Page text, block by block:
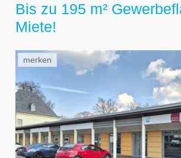
Bis zu 195 m²
Miete!
merken